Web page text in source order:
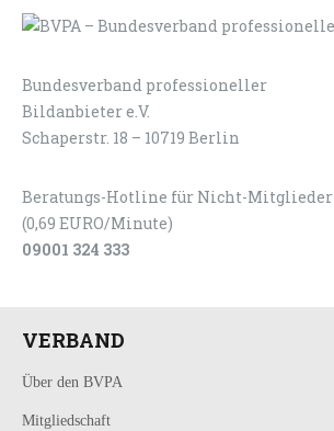
Bundesverband professioneller
Bildanbieter e.V.
Schaperstr. 18 – 10719 Berlin
Beratungs-Hotline für Nicht-Mitglieder
(0,69 EURO/Minute)
09001 324 333
VERBAND
Über den BVPA
Mitgliedschaft